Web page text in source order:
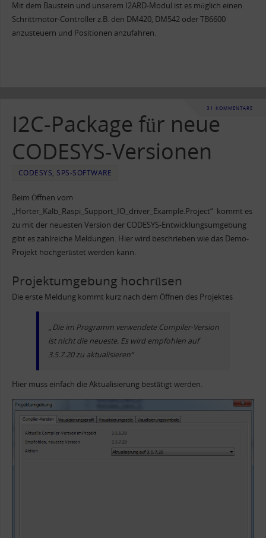
Mit dem Baustein und unserem I2ARD-Modul ist es möglich einen
Schrittmotor-Controller z.B. den DM420, DM542 oder TB6600
anzusteuern und Positionen anzufahren.
31 KOMMENTARE
I2C-Package für neue
CODESYS-Versionen
CODESYS, SPS-SOFTWARE
Beim Öffnen vom
„Horter_Kalb_Raspi_Support_IO_driver_Example.Project“ kommt es
zu mit der neuesten Version der CODESYS-Entwicklungsumgebung
gibt es zahlreiche Meldungen. Hier wird beschrieben wie das Demo-
Projekt hochgerüstet werden kann.
Projektumgebung hochrüsen
Die erste Meldung kommt kurz nach dem Öffnen des Projektes
„Die im Programm verwendete Compiler-Version
ist nicht die neueste. Es wird empfohlen auf
3.5.7.20 zu aktualisieren“
Hier muss einfach die Aktualisierung bestätigt werden.